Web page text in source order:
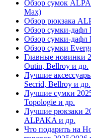
Обзор сумок
Max)
Обзор рюкзака
Обзор сумки-дафл
Обзор сумки-дафл
Обзор сумки
Главные новинки
Outin, Bellroy и др.
Лучшие
Secrid, Bellroy и др.
Лучшие сумки
Topologie и др.
Лучшие рюкзаки
ALPAKA и др.
Что подарить на